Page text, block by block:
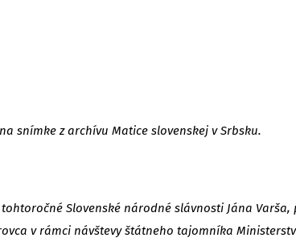
snímke z archívu Matice slovenskej v Srbsku.
Slovenské národné slávnosti Jána
v rámci návštevy štátneho tajomníka